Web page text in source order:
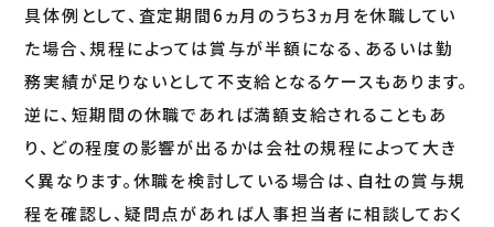
具体例として、査定期間6ヵ月のうち3ヵ月を休職してい
た場合、規程によっては賞与が半額になる、あるいは勤
務実績が足りないとして不支給となるケースもあります。
逆に、短期間の休職であれば満額支給されることもあ
り、どの程度の影響が出るかは会社の規程によって大き
く異なります。休職を検討している場合は、自社の賞与規
程を確認し、疑問点があれば人事担当者に相談しておく